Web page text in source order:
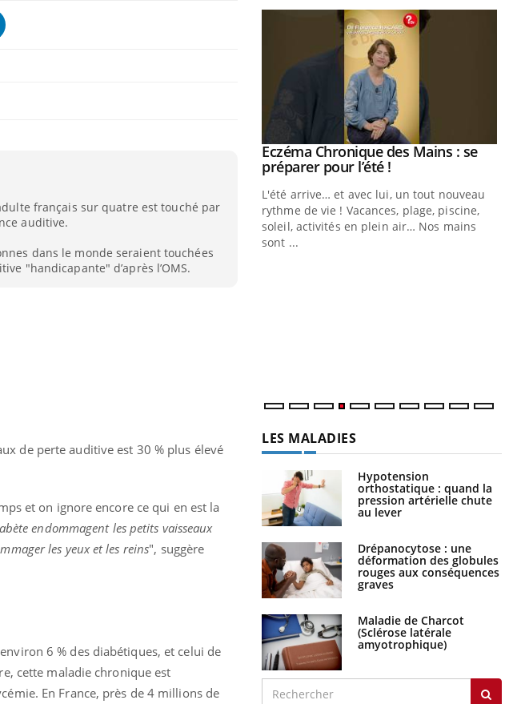
français sur quatre est touché par
auditive.
dans le monde seraient touchées
"handicapante" d’après l’OMS.
de perte auditive est 30 % plus élevé
et on ignore encore ce qui en est la
endommagent les petits vaisseaux
les yeux et les reins", suggère
6 % des diabétiques, et celui de
cette maladie chronique est
En France, près de 4 millions de
reste entourée d'idées reçues chez les
patients comme parfois chez les soignants.
Youtube
Eczéma Chronique des Mains : se
préparer pour l’été !Youtube
L'été arrive… et avec lui, un tout nouveau
rythme de vie ! Vacances, plage, piscine,
soleil, activités en plein air… Nos mains
sont ...
LES MALADIES
Hypotension
orthostatique : quand la
pression artérielle chute
au lever
Drépanocytose : une
déformation des globules
rouges aux conséquences
graves
Maladie de Charcot
(Sclérose latérale
amyotrophique)